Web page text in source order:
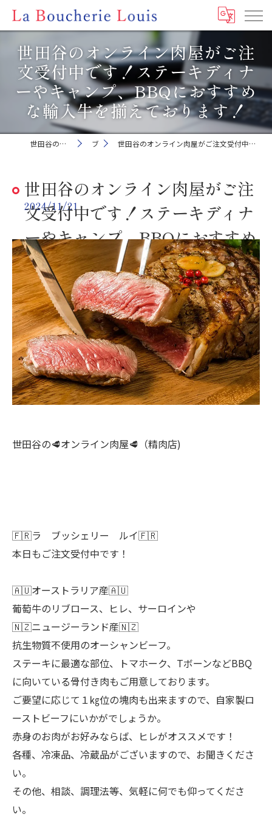
世田谷のオンライン肉屋がご注
文受付中です！ステーキディナ
ーやキャンプ、BBQにおすすめ
な輸入牛を揃えております！
世田谷の肉屋ならLa Boucherie Louis ブログ 世田谷のオンライン肉屋がご注文受付中です！ステーキディナーやキャンプ、BBQにおすすめな輸入牛を揃えております！
世田谷のオンライン肉屋がご注
文受付中です！ステーキディナ
ーやキャンプ、BBQにおすすめ
な輸入牛を揃えております！
2024/11/21
世田谷の🥩オンライン肉屋🥩（精肉店)
🇫🇷ラ ブッシェリー ルイ🇫🇷
本日もご注文受付中です！
🇦🇺オーストラリア産🇦🇺
葡萄牛のリブロース、ヒレ、サーロインや
🇳🇿ニュージーランド産🇳🇿
抗生物質不使用のオーシャンビーフ。
ステーキに最適な部位、トマホーク、TボーンなどBBQ
に向いている骨付き肉もご用意しております。
ご要望に応じて１㎏位の塊肉も出来ますので、自家製ロ
ーストビーフにいかがでしょうか。
赤身のお肉がお好みならば、ヒレがオススメです！
各種、冷凍品、冷蔵品がございますので、お聞きくださ
い。
その他、相談、調理法等、気軽に何でも仰ってくださ
い。